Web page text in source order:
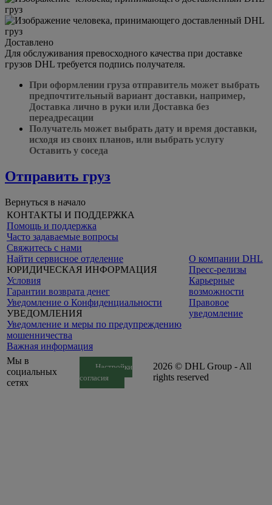
Доставлено
Для обслуживания превосходного качества при доставке
грузов DHL требуется подпись получателя.
При оформлении груза отправитель может выбрать
предпочтительный вариант доставки, например,
Доставка лично в руки или Доставка без
переадресации
Получатель может выбрать дату и время доставки,
исходя из своих планов, или выбрать услугу
Оставить у соседа
Отправить груз
Вернуться в начало
КОНТАКТЫ И ПОДДЕРЖКА
Помощь и поддержка
Часто задаваемые вопросы
Свяжитесь с нами
Найти сервисное отделение
ЮРИДИЧЕСКАЯ ИНФОРМАЦИЯ
Условия
Гарантии возврата денег
Уведомление o Конфиденциальности
УВЕДОМЛЕНИЯ
Уведомление и меры по предупреждению
мошенничества
Важная информация
О компании DHL
Пресс-релизы
Карьерные
возможности
Правовое
уведомление
Мы в
социальных
сетях
Настройки
согласия
2026 © DHL Group - All
rights reserved